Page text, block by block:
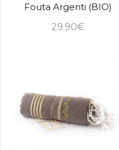
Fouta Argenti (BIO)
29.90€